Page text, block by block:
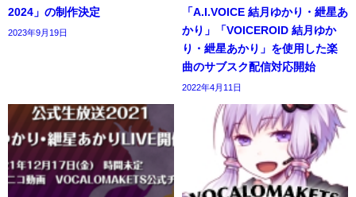
2024」の制作決定
2023年9月19日
「A.I.VOICE 結月ゆかり・紲星あ
かり」「VOICEROID 結月ゆか
り・紲星あかり」を使用した楽
曲のサブスク配信対応開始
2022年4月11日